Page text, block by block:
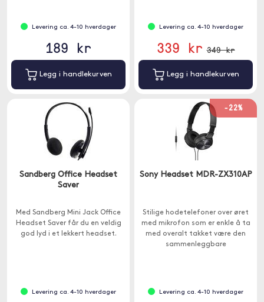
Levering ca. 4-10 hverdager
189 kr
Legg i handlekurven
Levering ca. 4-10 hverdager
339 kr 349 kr
Legg i handlekurven
Sandberg Office Headset
Saver
Med Sandberg Mini Jack Office
Headset Saver får du en veldig
god lyd i et lekkert headset.
Levering ca. 4-10 hverdager
-22%
Sony Headset MDR-ZX310AP
Stilige hodetelefoner over øret
med mikrofon som er enkle å ta
med overalt takket være den
sammenleggbare
Levering ca. 4-10 hverdager